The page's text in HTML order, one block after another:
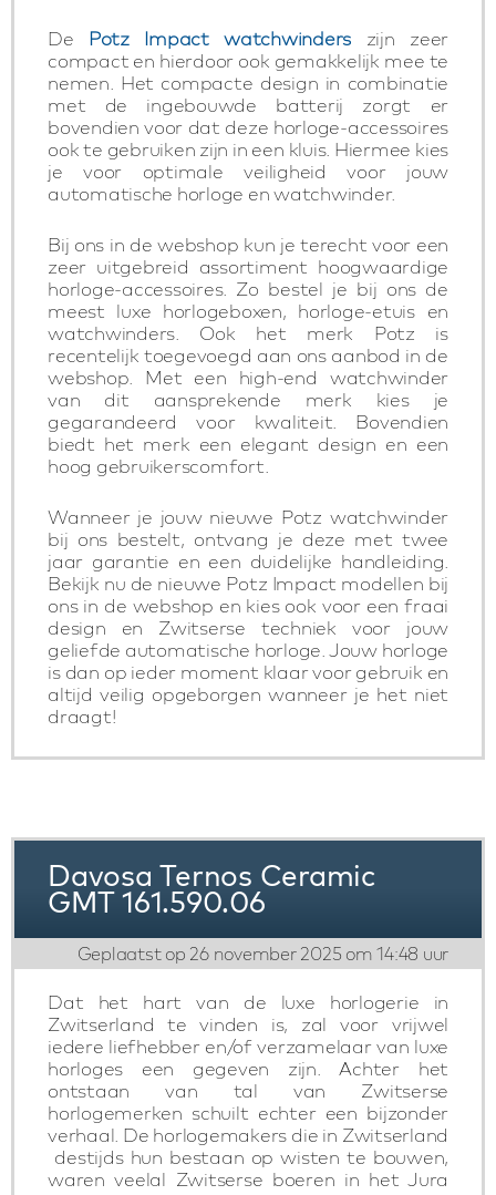
De Potz Impact watchwinders zijn zeer
compact en hierdoor ook gemakkelijk mee te
nemen. Het compacte design in combinatie
met de ingebouwde batterij zorgt er
bovendien voor dat deze horloge-accessoires
ook te gebruiken zijn in een kluis. Hiermee kies
je voor optimale veiligheid voor jouw
automatische horloge en watchwinder.
Bij ons in de webshop kun je terecht voor een
zeer uitgebreid assortiment hoogwaardige
horloge-accessoires. Zo bestel je bij ons de
meest luxe horlogeboxen, horloge-etuis en
watchwinders. Ook het merk Potz is
recentelijk toegevoegd aan ons aanbod in de
webshop. Met een high-end watchwinder
van dit aansprekende merk kies je
gegarandeerd voor kwaliteit. Bovendien
biedt het merk een elegant design en een
hoog gebruikerscomfort.
Wanneer je jouw nieuwe Potz watchwinder
bij ons bestelt, ontvang je deze met twee
jaar garantie en een duidelijke handleiding.
Bekijk nu de nieuwe Potz Impact modellen bij
ons in de webshop en kies ook voor een fraai
design en Zwitserse techniek voor jouw
geliefde automatische horloge. Jouw horloge
is dan op ieder moment klaar voor gebruik en
altijd veilig opgeborgen wanneer je het niet
draagt!
Davosa Ternos Ceramic
GMT 161.590.06
Geplaatst op 26 november 2025 om 14:48 uur
Dat het hart van de luxe horlogerie in
Zwitserland te vinden is, zal voor vrijwel
iedere liefhebber en/of verzamelaar van luxe
horloges een gegeven zijn. Achter het
ontstaan van tal van Zwitserse
horlogemerken schuilt echter een bijzonder
verhaal. De horlogemakers die in Zwitserland
destijds hun bestaan op wisten te bouwen,
waren veelal Zwitserse boeren in het Jura